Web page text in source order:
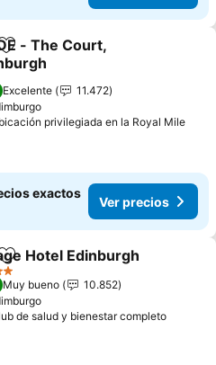
Agregar a favoritos
- The Court,
Excelente
11.472
privilegiada en la Royal Mile
exactos
Ver precios
Agregar a favoritos
Hotel Edinburgh
Muy bueno
10.852
de salud y bienestar completo